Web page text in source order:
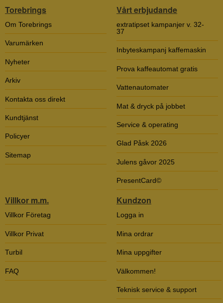
Torebrings
Om Torebrings
Varumärken
Nyheter
Arkiv
Kontakta oss direkt
Kundtjänst
Policyer
Sitemap
Vårt erbjudande
extratipset kampanjer v. 32-
37
Inbyteskampanj kaffemaskin
Prova kaffeautomat gratis
Vattenautomater
Mat & dryck på jobbet
Service & operating
Glad Påsk 2026
Julens gåvor 2025
PresentCard©
Villkor m.m.
Villkor Företag
Villkor Privat
Turbil
FAQ
Kundzon
Logga in
Mina ordrar
Mina uppgifter
Välkommen!
Teknisk service & support